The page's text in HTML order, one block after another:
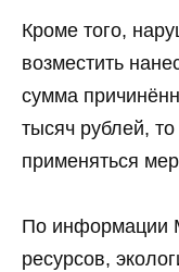
Кроме того,
возместить
сумма
тысяч рублей,
применяться
По информации
ресурсов,